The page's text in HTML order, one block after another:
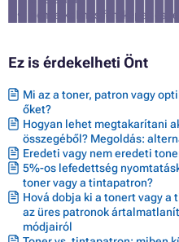
nem alkalmas fényképek és
Ez is érdekelheti Önt
Mi az a toner, patron vagy
őket?
Hogyan lehet megtakarítani
összegéből? Megoldás:
Eredeti vagy nem eredeti
5%-os lefedettség
toner vagy a tintapatron?
Hová dobja ki a tonert vagy
az üres patronok
módjairól